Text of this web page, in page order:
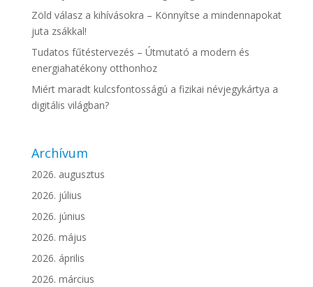
Zöld válasz a kihívásokra – Könnyítse a mindennapokat
juta zsákkal!
Tudatos fűtéstervezés – Útmutató a modern és
energiahatékony otthonhoz
Miért maradt kulcsfontosságú a fizikai névjegykártya a
digitális világban?
Archívum
2026. augusztus
2026. július
2026. június
2026. május
2026. április
2026. március